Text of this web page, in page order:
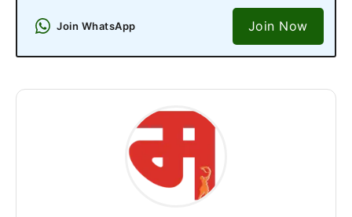
Join WhatsApp Join Now